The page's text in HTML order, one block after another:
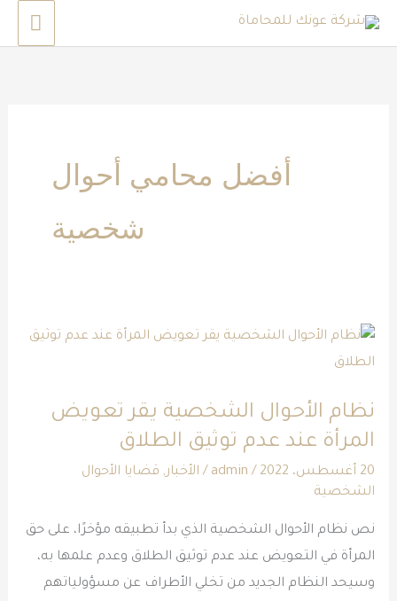
تخطي
أفضل محامي أحوال
شخصية
نظام الأحوال الشخصية يقر تعويض
المرأة عند عدم توثيق الطلاق
20 أغسطس، 2022 /
admin
/ الأخبار, قضايا الأحوال
الشخصية
نص نظام الأحوال الشخصية الذي بدأ تطبيقه مؤخرًا، على حق
المرأة في التعويض عند عدم توثيق الطلاق وعدم علمها به،
وسيحد النظام الجديد من تخلي الأطراف عن مسؤولياتهم
نظام
الأحوال
يقر
تعويض
المرأة
عند
عدم
توثيق